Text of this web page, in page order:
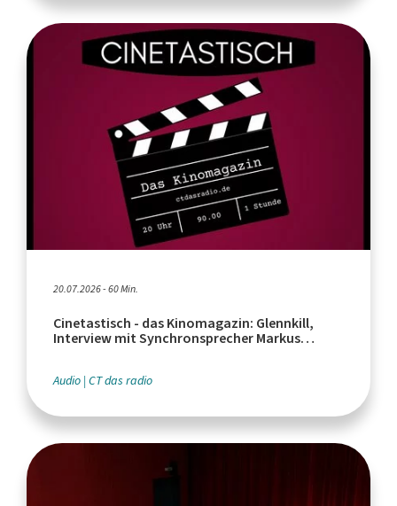
20.07.2026 - 60 Min.
Cinetastisch - das Kinomagazin: Glennkill,
Interview mit Synchronsprecher Markus
Audio CT das radio